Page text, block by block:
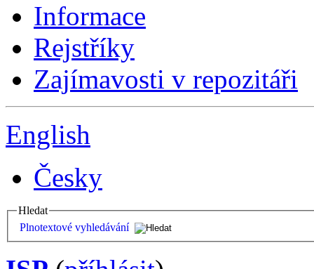
Informace
Rejstříky
Zajímavosti v repozitáři
English
Česky
Hledat
Plnotextové vyhledávání